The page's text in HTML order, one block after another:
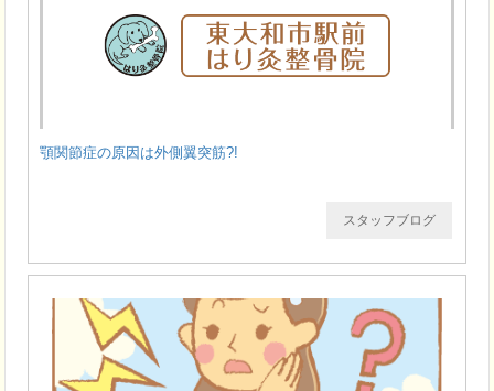
顎関節症の原因は外側翼突筋?!
スタッフブログ